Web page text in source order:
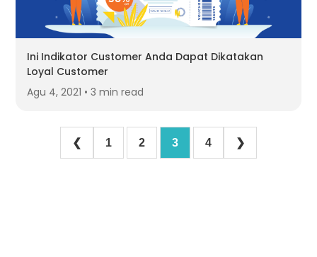
Ini Indikator Customer Anda Dapat Dikatakan
Loyal Customer
Agu 4, 2021 • 3 min read
❮ 1 2 3 4 ❯